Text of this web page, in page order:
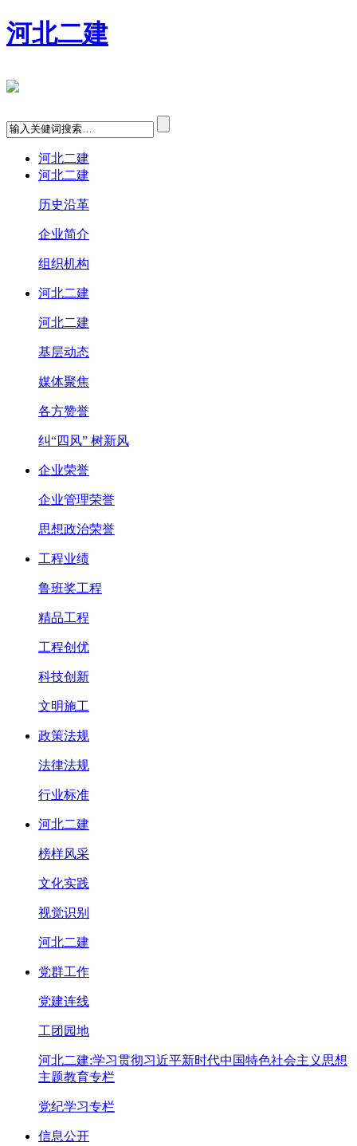
河北二建
河北二建
河北二建
历史沿革
企业简介
组织机构
河北二建
河北二建
基层动态
媒体聚焦
各方赞誉
纠“四风” 树新风
企业荣誉
企业管理荣誉
思想政治荣誉
工程业绩
鲁班奖工程
精品工程
工程创优
科技创新
文明施工
政策法规
法律法规
行业标准
河北二建
榜样风采
文化实践
视觉识别
河北二建
党群工作
党建连线
工团园地
河北二建:学习贯彻习近平新时代中国特色社会主义思想
主题教育专栏
党纪学习专栏
信息公开